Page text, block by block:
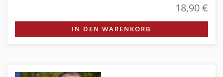
18,90 €
IN DEN WARENKORB